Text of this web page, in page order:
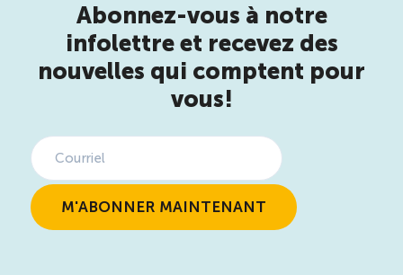
Abonnez-vous à notre
infolettre et recevez des
nouvelles qui comptent pour
vous!